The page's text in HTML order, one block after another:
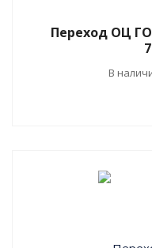
Переход ОЦ
В